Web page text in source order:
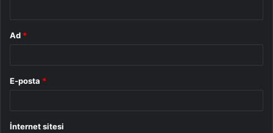
Ad *
E-posta *
İnternet sitesi